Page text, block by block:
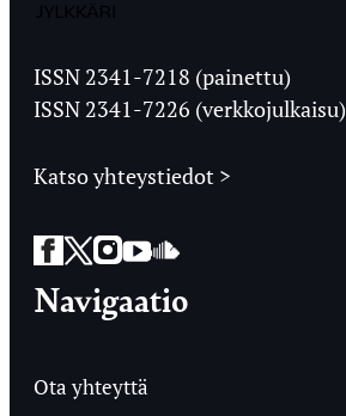
Ylioppilaslehti
ISSN 2341-7218 (painettu)
ISSN 2341-7226 (verkkojulkaisu)
Katso yhteystiedot >
Facebook
Twitter
Instagram
YouTube
SoundCloud
Navigaatio
Ota yhteyttä